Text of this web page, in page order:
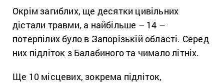
Окрім загиблих, ще десятки цивільних
дістали травми, а найбільше – 14 –
потерпілих було в Запорізькій області. Серед
них підліток з Балабиного та чимало літніх.
Ще 10 місцевих, зокрема підліток,